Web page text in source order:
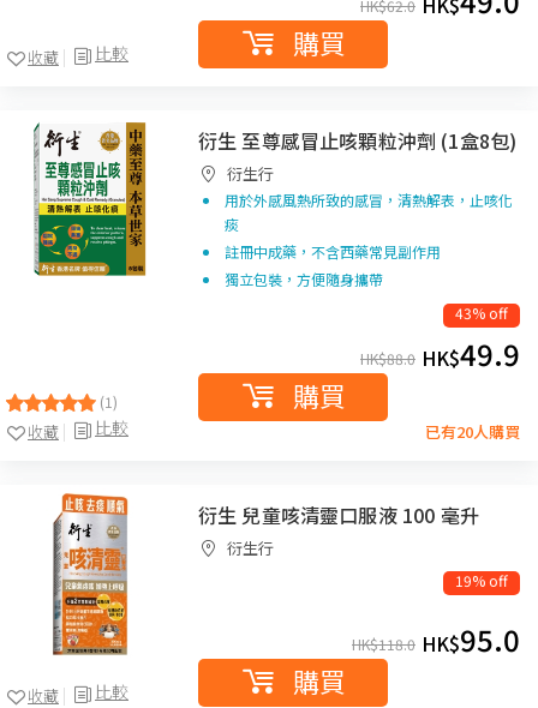
比較
收藏
HK$62.0
購買
(1)
比較
收藏
衍生 至尊感冒止咳顆粒沖劑 (1盒8包)
衍生行
用於外感風熱所致的感冒，清熱解表，止咳化
痰
註冊中成藥，不含西藥常見副作用
獨立包裝，方便隨身攜帶
43% off
HK$88.0 HK$49.9
購買
已有20人購買
比較
收藏
衍生 兒童咳清靈口服液 100 毫升
衍生行
19% off
HK$118.0 HK$95.0
購買